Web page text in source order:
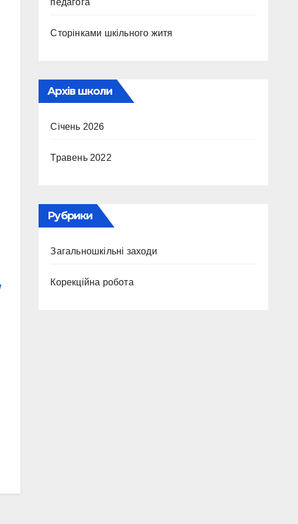
педагога
Сторінками шкільного житя
Архів школи
Січень 2026
Травень 2022
Рубрики
Загальношкільні заходи
Корекційна робота